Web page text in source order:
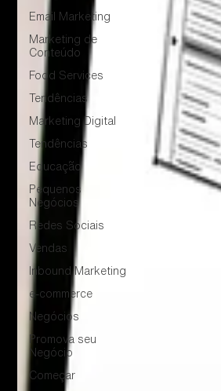
Email Marketing
Marketing de
Conteúdo
Food Services
Tendências
Marketing Digital
Tendências
Educação
Pequenos
Negócios
Redes Sociais
Vendas
Inbound Marketing
e-commerce
Negócios
Promova seu
Negócio
Começar